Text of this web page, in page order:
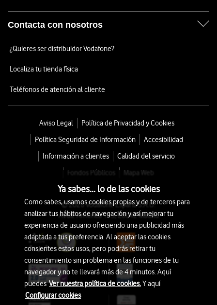
Contacta con nosotros
¿Quieres ser distribuidor Vodafone?
Localiza tu tienda física
Teléfonos de atención al cliente
Aviso Legal
Política de Privacidad y Cookies
Política Seguridad de Información
Accesibilidad
Información a clientes
Calidad del servicio
Fondos Públicos
Mapa Web
© 2026 Vodafone España S.A.U.
Avda. América 115, 28042 Madrid
Ya sabes... lo de las cookies
Como sabes, usamos cookies propias y de terceros para
analizar tus hábitos de navegación y así mejorar tu
experiencia de usuario ofreciendo una publicidad más
adaptada a tus preferencia. Al aceptar las cookies
consientes estos usos, pero podrás retirar tu
consentimiento sin problema en las funciones de tu
navegador y no te llevará más de 4 minutos. Aquí
puedesVer nuestra política de cookies.Y aquí
Configurar cookies